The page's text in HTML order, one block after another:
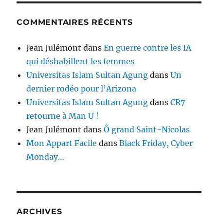
COMMENTAIRES RÉCENTS
Jean Julémont dansEn guerre contre les IA
qui déshabillent les femmes
Universitas Islam Sultan Agung dansUn
dernier rodéo pour l’Arizona
Universitas Islam Sultan Agung dansCR7
retourne à Man U !
Jean Julémont dansÔ grand Saint-Nicolas
Mon Appart Facile dansBlack Friday, Cyber
Monday…
ARCHIVES